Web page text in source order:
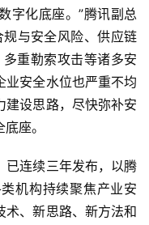
字化底座。”腾讯副总
与安全风险、供应链
重勒索攻击等诸多安
业安全水位也严重不均
建设思路，尽快弥补安
座。
已连续三年发布，以腾
机构持续聚焦产业安
术、新思路、新方法和